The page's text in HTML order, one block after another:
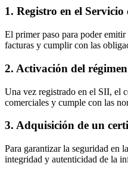
1. Registro en el
El primer paso para poder
facturas y cumplir con las
2. Activación del
Una vez registrado en el SII, el
comerciales y cumple con las
3. Adquisición de un
Para garantizar la seguridad en
integridad y autenticidad de la